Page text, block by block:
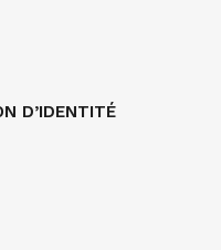
D’IDENTITÉ